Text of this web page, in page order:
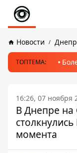
Новости Днепр
ТОПТЕМА:
16:26, 07 ноября
В Днепре на
момента